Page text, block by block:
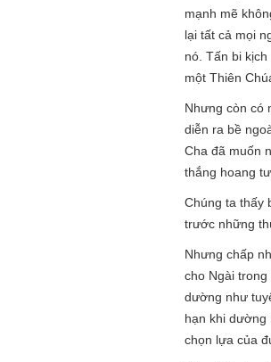
mạnh mẽ
lại tất cả mọi
nó. Tấn bi
một Thiên
Nhưng còn có
diễn ra bề
Cha đã muốn
thắng hoang
Chúng ta thấy
trước những
Nhưng chấp
cho Ngài
dường như
hạn khi dường
chọn lựa của